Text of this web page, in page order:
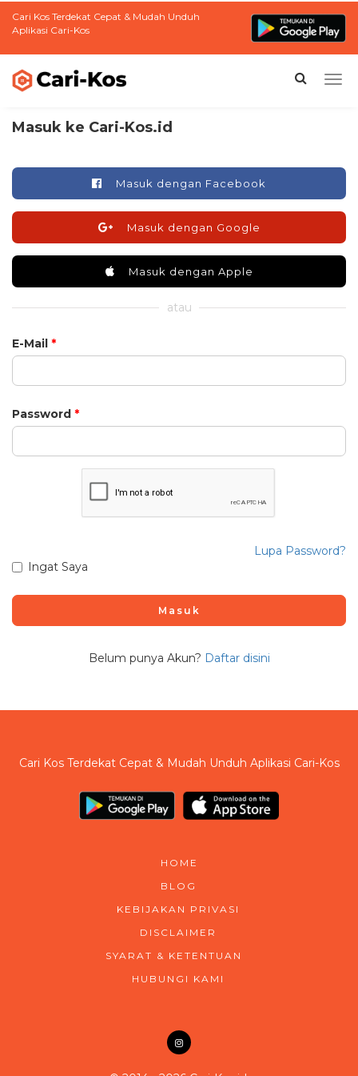
Cari Kos Terdekat Cepat & Mudah Unduh
Aplikasi Cari-Kos
Masuk ke Cari-Kos.id
Masuk dengan Facebook
Masuk dengan Google
Masuk dengan Apple
atau
E-Mail
Password
Ingat Saya
Lupa Password?
Masuk
Belum punya Akun? Daftar disini
Cari Kos Terdekat Cepat & Mudah Unduh Aplikasi Cari-Kos
HOME
BLOG
KEBIJAKAN PRIVASI
DISCLAIMER
SYARAT & KETENTUAN
HUBUNGI KAMI